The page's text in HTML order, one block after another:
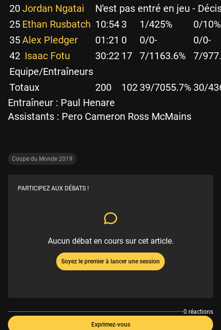
20 Jordan Ngatai
N'est pas entré en jeu -
25 Ethan Rusbatch 10:54 3 1/425% 0/10%
35Alex Pledger 01:21 0 0/0- 0/0-
42 Isaac Fotu 30:22 17 7/1163.6% 7/9
Equipe/Entraîneurs
Totaux
200 102 39/7055.7% 30/43
Entraîneur : Paul Henare
Assistants : Pero Cameron Ross McMains
Coupe du Monde 2019
PARTICIPEZ AUX DÉBATS !
Aucun débat en cours sur cet article.
Soyez le premier à lancer une session
0 réactions
Exprimez-vous